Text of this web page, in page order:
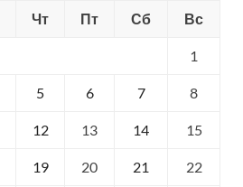
Чт Пт Сб Вс
1
5 6 7 8
12 13 14 15
19 20 21 22